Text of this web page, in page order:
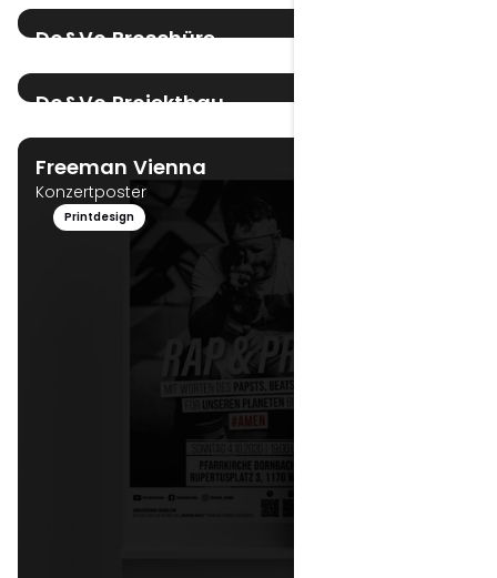
Do&Vo Broschüre
Do&Vo Projektbau
Freeman Vienna
Konzertposter
Printdesign